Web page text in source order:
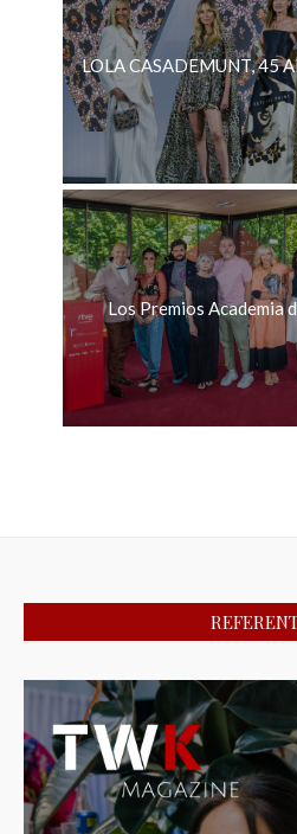
LOLA CASADEMUNT, 45
Los Premios Academia